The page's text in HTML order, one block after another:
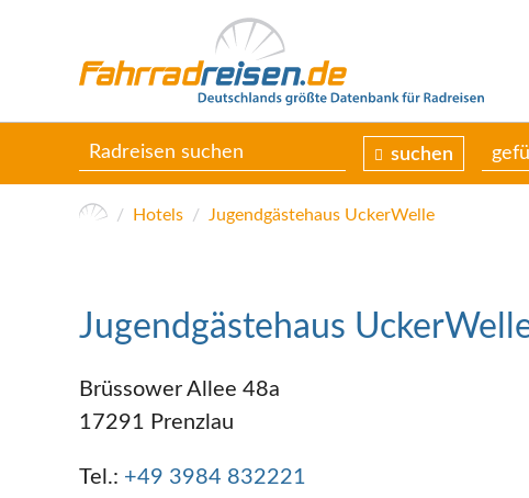
suchen
Hotels Jugendgästehaus UckerWelle
Jugendgästehaus
Brüssower Allee 48a
17291 Prenzlau
Tel.: +49 3984 832221